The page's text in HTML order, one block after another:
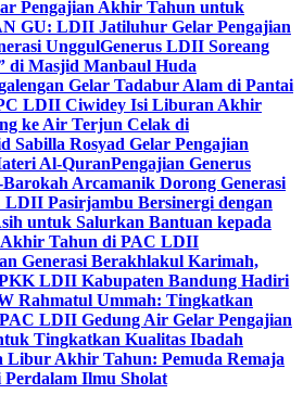
Pengajian Akhir Tahun untuk
GU: LDII Jatiluhur Gelar Pengajian
UnggulGenerus LDII Soreang
di Masjid Manbaul Huda
Gelar Tadabur Alam di Pantai
LDII Ciwidey Isi Liburan Akhir
ke Air Terjun Celak di
Sabilla Rosyad Gelar Pengajian
Al-QuranPengajian Generus
Arcamanik Dorong Generasi
LDII Pasirjambu Bersinergi dengan
untuk Salurkan Bantuan kepada
Tahun di PAC LDII
Generasi Berakhlakul Karimah,
LDII Kabupaten Bandung Hadiri
Rahmatul Ummah: Tingkatkan
PAC LDII Gedung Air Gelar Pengajian
Tingkatkan Kualitas Ibadah
Libur Akhir Tahun: Pemuda Remaja
Ilmu Sholat